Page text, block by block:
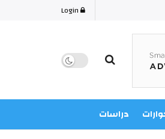
دراسات